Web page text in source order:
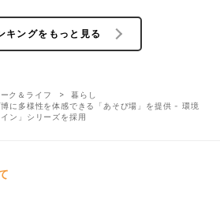
キングをもっと見る
ク＆ライフ
暮らし
に多様性を体感できる「あそび場」を提供 - 環境
ン」シリーズを採用